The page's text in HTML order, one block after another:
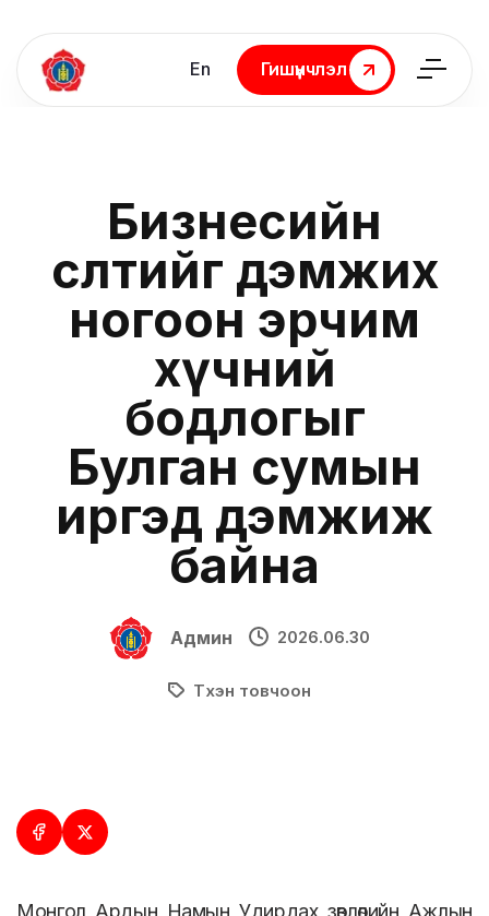
En
Гишүүнчлэл
Гишүүнчлэл
Бизнесийн
өсөлтийг дэмжих
ногоон эрчим
хүчний
бодлогыг
Булган сумын
иргэд дэмжиж
байна
Админ 2026.06.30
Түүхэн товчоон
Монгол Ардын Намын Удирдах зөвлөлийн Ажлын